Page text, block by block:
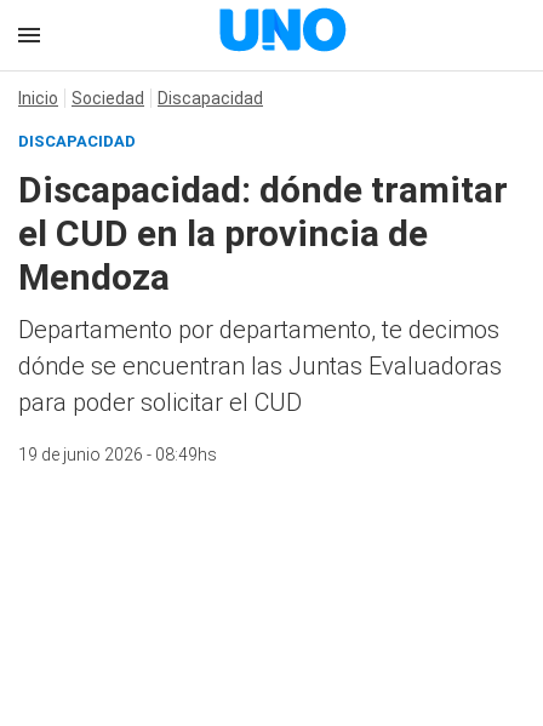
Inicio Sociedad Discapacidad
DISCAPACIDAD
Discapacidad: dónde tramitar
el CUD en la provincia de
Mendoza
Departamento por departamento, te decimos
dónde se encuentran las Juntas Evaluadoras
para poder solicitar el CUD
19 de junio 2026 - 08:49hs